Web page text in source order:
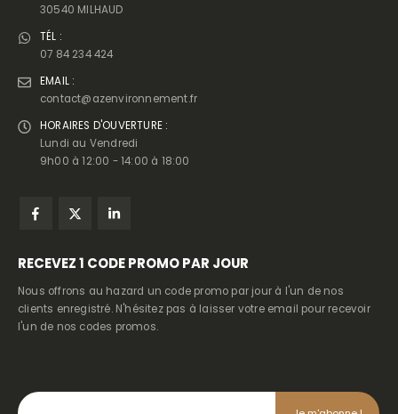
30540 MILHAUD
TÉL :
07 84 234 424
EMAIL :
contact@azenvironnement.fr
HORAIRES D'OUVERTURE :
Lundi au Vendredi
9h00 à 12:00 - 14:00 à 18:00
RECEVEZ1 CODE PROMO PAR JOUR
Nous offrons au hazard un code promo par jour à l'un de nos
clients enregistré. N'hésitez pas à laisser votre email pour recevoir
l'un de nos codes promos.